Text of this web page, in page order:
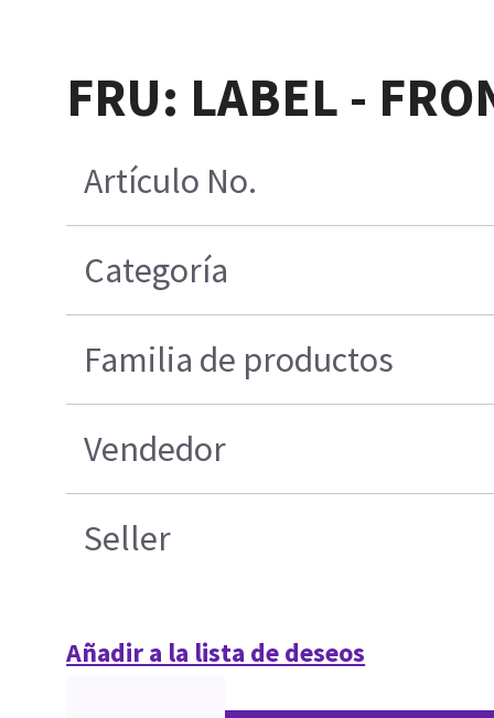
FRU: LABEL -
Artículo No.
Categoría
Familia de productos
Vendedor
Seller
Añadir a la lista de deseos